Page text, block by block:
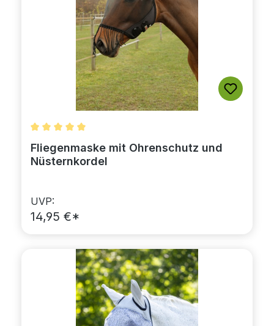
Durchschnittliche Bewertung von 5 von 5 Sternen
Fliegenmaske mit Ohrenschutz und
Nüsternkordel
UVP:
14,95 €*